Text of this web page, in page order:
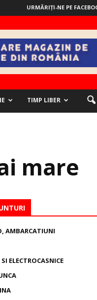
URMĂRIȚI-NE PE
TIMP LIBER
mare
AMBARCATIUNI
ELECTROCASNICE